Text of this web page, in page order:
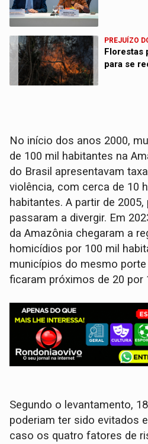
PREJUÍZO
Florestas
para se
No início dos anos 2000,
de 100 mil habitantes na
do Brasil apresentavam
violência, com cerca de 10
habitantes. A partir de
passaram a divergir. Em
da Amazônia chegaram a
homicídios por 100 mil
municípios do mesmo
ficaram próximos de 20 por
Segundo o levantamento,
poderiam ter sido evitados
caso os quatro fatores de